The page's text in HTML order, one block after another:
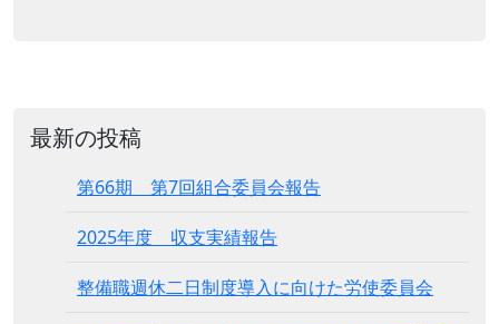
最新の投稿
第66期 第7回組合委員会報告
2025年度 収支実績報告
整備職週休二日制度導入に向けた労使委員会